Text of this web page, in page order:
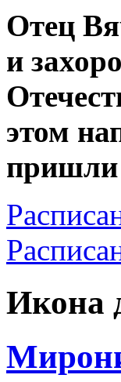
Отец
и
этом
пришли
Икона